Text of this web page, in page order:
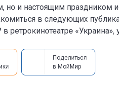
и настоящим праздником
в следующих
ретрокинотеатре «Украина»,
Поделиться
в МойМир